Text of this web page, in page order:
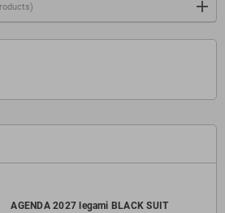
AGENDA 2027 legami BLACK SUIT